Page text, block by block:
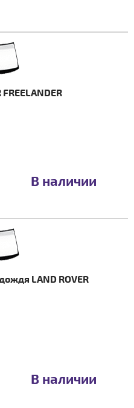
В наличии
LAND ROVER
В наличии